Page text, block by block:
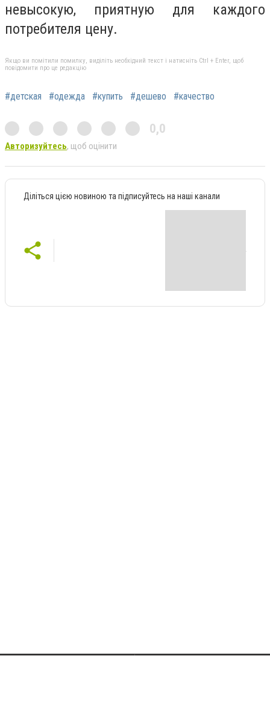
невысокую, приятную для каждого
потребителя цену.
Якщо ви помітили помилку, виділіть необхідний текст і натисніть Ctrl + Enter, щоб
повідомити про це редакцію
#детская #одежда #купить #дешево #качество
0,0
Авторизуйтесь, щоб оцінити
Діліться цією новиною та підписуйтесь на наші канали